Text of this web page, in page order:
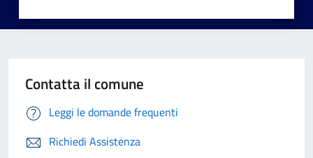
Contatta il comune
Leggi le domande frequenti
Richiedi Assistenza